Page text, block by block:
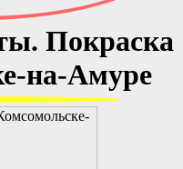
Покраска
на-Амуре